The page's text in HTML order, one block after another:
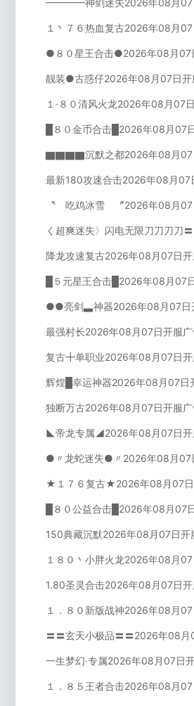
━━━━神剑迷失2026年08月07
１丶７６热血复古2026年08月
●８０星王合击●2026年08月07
靓装●古惑仔2026年08月07日开
１·８０清风火龙2026年08月07
█８０金币合击█2026年08月07
▇▇▇▇沉默之都2026年08月07
最新180攻速合击2026年08月07
〝 吃鸡冰雪 〞2026年08月07
く超爽迷失〉闪电无限刀刀刀刀
降龙攻速复古2026年08月07日开
█５元星王合击█2026年08月07
●●亮剑▃神器2026年08月07日
最强村长2026年08月07日开服广
复古╋单职业2026年08月07日开
辉煌█幸运神器2026年08月07日
独断万古2026年08月07日开服广
◣帝龙专属◢2026年08月07日开
●〃龙蛇迷失●〃2026年08月07
★１７６复古★2026年08月07日
█８０公益合击█2026年08月07
150典藏沉默2026年08月07日开
１８０丶小胖火龙2026年08月
1.80圣灵合击2026年08月07日开
１．８０新版战神2026年08月
〓〓玄天小极品〓〓2026年08月
一生梦幻·专属2026年08月07日
１．８５王者合击2026年08月